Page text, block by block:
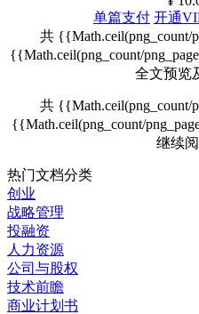
单篇支付 开通
共 {{Math.ceil(png_count/
{{Math.ceil(png_count/
全文预览
共 {{Math.ceil(png_count/
{{Math.ceil(png_count/
继续
热门文档分类
创业
战略管理
投融资
人力资源
公司与股权
技术前瞻
商业计划书